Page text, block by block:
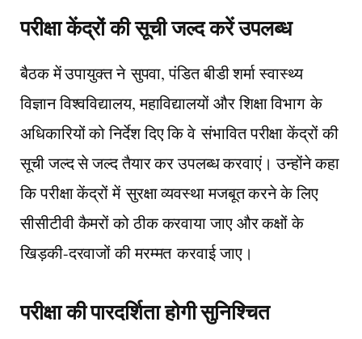
परीक्षा केंद्रों की सूची जल्द करें उपलब्ध
बैठक में उपायुक्त ने सुपवा, पंडित बीडी शर्मा स्वास्थ्य
विज्ञान विश्वविद्यालय, महाविद्यालयों और शिक्षा विभाग के
अधिकारियों को निर्देश दिए कि वे संभावित परीक्षा केंद्रों की
सूची जल्द से जल्द तैयार कर उपलब्ध करवाएं। उन्होंने कहा
कि परीक्षा केंद्रों में सुरक्षा व्यवस्था मजबूत करने के लिए
सीसीटीवी कैमरों को ठीक करवाया जाए और कक्षों के
खिड़की-दरवाजों की मरम्मत करवाई जाए।
परीक्षा की पारदर्शिता होगी सुनिश्चित